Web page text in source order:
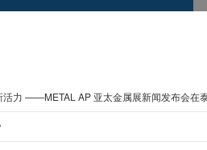
活力 ——METAL AP 亚太金属展新闻发布会在